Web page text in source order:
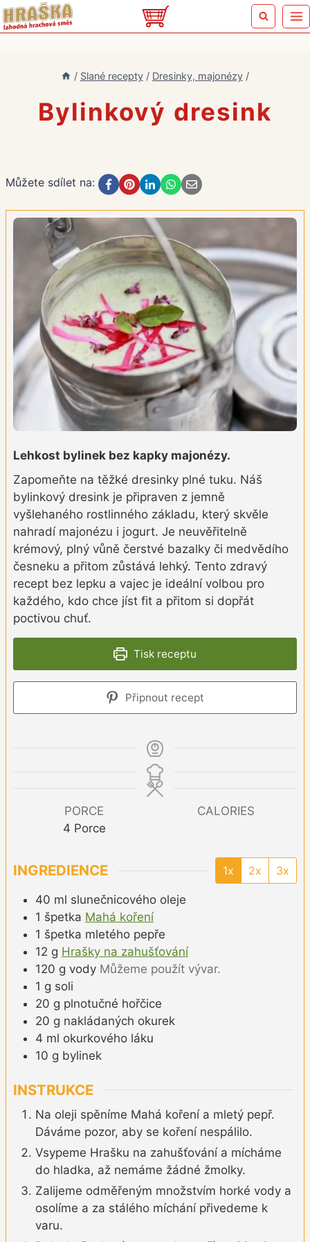
Přeskočit
na
/ Slané recepty / Dresinky, majonézy /
Bylinkový dresink
Můžete sdílet na:
Lehkost bylinek bez kapky majonézy.
Zapomeňte na těžké dresinky plné tuku. Náš
bylinkový dresink je připraven z jemně
vyšlehaného rostlinného základu, který skvěle
nahradí majonézu i jogurt. Je neuvěřitelně
krémový, plný vůně čerstvé bazalky či medvědího
česneku a přitom zůstává lehký. Tento zdravý
recept bez lepku a vajec je ideální volbou pro
každého, kdo chce jíst fit a přitom si dopřát
poctivou chuť.
Tisk receptu
Připnout recept
PORCE
4 Porce
CALORIES
INGREDIENCE 1x 2x 3x
40 ml slunečnicového oleje
1 špetka Mahá koření
1 špetka mletého pepře
12 g Hrašky na zahušťování
120 g vody Můžeme použít vývar.
1 g soli
20 g plnotučné hořčice
20 g nakládaných okurek
4 ml okurkového láku
10 g bylinek
INSTRUKCE
Na oleji spěníme Mahá koření a mletý pepř.
Dáváme pozor, aby se koření nespálilo.
Vsypeme Hrašku na zahušťování a mícháme
do hladka, až nemáme žádné žmolky.
Zalijeme odměřeným množstvím horké vody a
osolíme a za stálého míchání přivedeme k
varu.